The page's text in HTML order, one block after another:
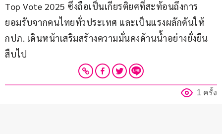
Top Vote 2025 ซึ่งถือเป็นเกียรติยศที่สะท้อนถึงการ
ยอมรับจากคนไทยทั่วประเทศ และเป็นแรงผลักดันให้
กปภ. เดินหน้าเสริมสร้างความมั่นคงด้านน้ำอย่างยั่งยืน
สืบไป
1 ครั้ง